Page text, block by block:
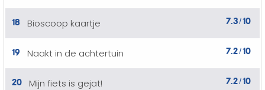
18 Bioscoop kaartje 7.3/10
19 Naakt in de achtertuin 7.2/10
20 Mijn fiets is gejat! 7.2/10